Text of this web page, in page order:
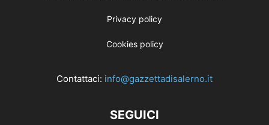
Privacy policy
Cookies policy
Contattaci: info@gazzettadisalerno.it
SEGUICI